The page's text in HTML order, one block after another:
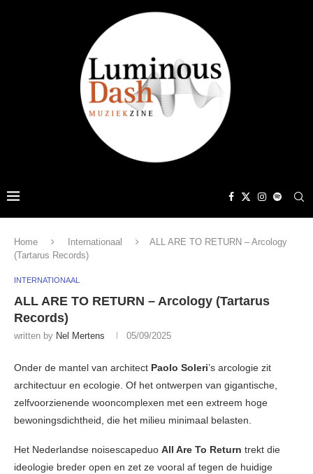
Home Internationaal
ALL ARE TO RETURN – Arcology
(Tartarus Records)
INTERNATIONAAL
ALL ARE TO RETURN – Arcology (Tartarus
Records)
written by Nel Mertens 05/09/2025
Onder de mantel van architect Paolo Soleri’s arcologie zit
architectuur en ecologie. Of het ontwerpen van gigantische,
zelfvoorzienende wooncomplexen met een extreem hoge
bewoningsdichtheid, die het milieu minimaal belasten.
Het Nederlandse noisescapeduo All Are To Return trekt die
ideologie breder open en zet ze vooral af tegen de huidige